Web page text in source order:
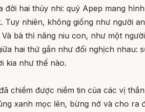
đời hai thủy nhi: quỷ Apep mang
Tuy nhiên, không giống như người
bà thì nâng niu con, như một
hai thứ gần như đối nghịch
kia như thế nào.
chiếm được niềm tin của các vị
xanh mọc lên, bừng nở và cho ra